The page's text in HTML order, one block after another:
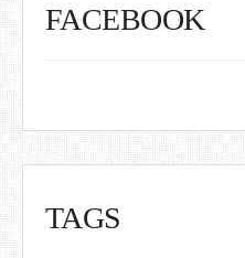
FACEBOOK
TAGS